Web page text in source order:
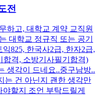
전
하고, 대학교 계약 교직원
대학교 정규직 또는 공기
825, 한국사2급, 한자2급,
합격, 소방기사필기합격)
생각이 드네요..중구남방..
는 건 아닌지 괜한 생각만
할지 조언 부탁드릴게